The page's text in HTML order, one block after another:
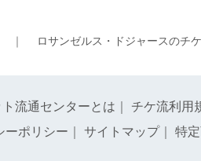
】 ｜ ロサンゼルス・ドジャースのチ
流通センターとは チケ流利用
ーポリシー
サイトマップ｜ 特